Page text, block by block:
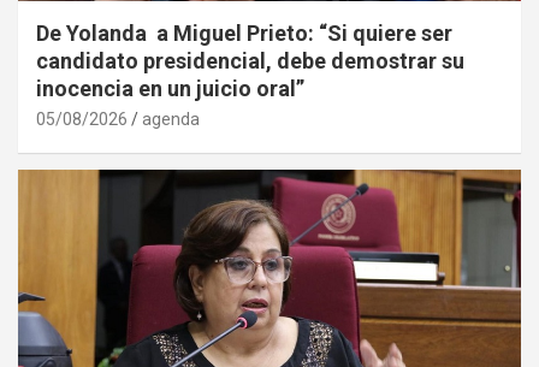
De Yolanda a Miguel Prieto: “Si quiere ser
candidato presidencial, debe demostrar su
inocencia en un juicio oral”
05/08/2026 agenda